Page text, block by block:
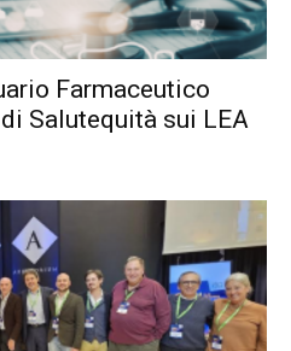
Farmaceutico
Salutequità sui LEA